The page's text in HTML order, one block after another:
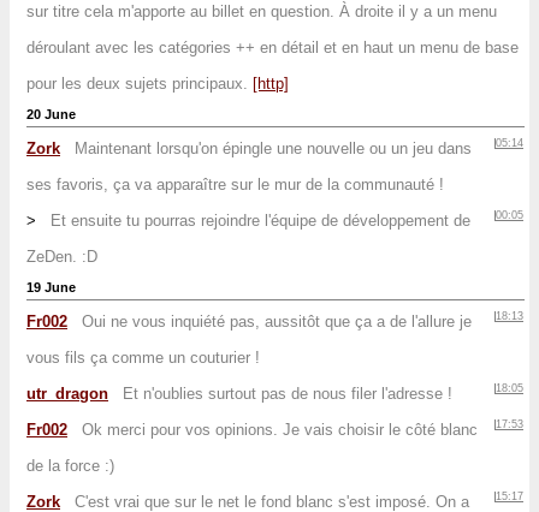
sur titre cela m'apporte au billet en question. À droite il y a un menu
déroulant avec les catégories ++ en détail et en haut un menu de base
pour les deux sujets principaux. [http]
20 June
05:14
Zork
Maintenant lorsqu'on épingle une nouvelle ou un jeu dans
ses favoris, ça va apparaître sur le mur de la communauté !
00:05
>
Et ensuite tu pourras rejoindre l'équipe de développement de
ZeDen. :D
19 June
18:13
Fr002
Oui ne vous inquiété pas, aussitôt que ça a de l'allure je
vous fils ça comme un couturier !
18:05
utr_dragon Et n'oublies surtout pas de nous filer l'adresse !
17:53
Fr002
Ok merci pour vos opinions. Je vais choisir le côté blanc
de la force :)
15:17
Zork
C'est vrai que sur le net le fond blanc s'est imposé. On a